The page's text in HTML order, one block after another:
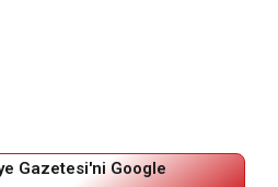
Gazetesi'ni Google